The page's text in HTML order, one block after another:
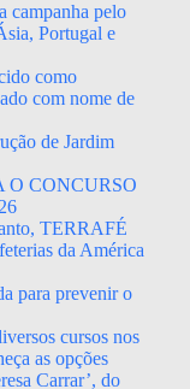
campanha pelo
Portugal e
como
com nome de
de Jardim
O CONCURSO
TERRAFÉ
da América
para prevenir o
cursos nos
as opções
Carrar’, do